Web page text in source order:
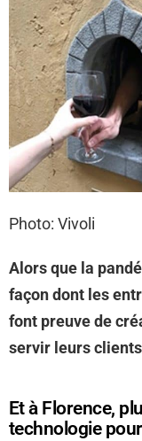
Photo: Vivoli
Alors que la
façon dont les
font preuve de
servir leurs
Et à Florence,
technologie